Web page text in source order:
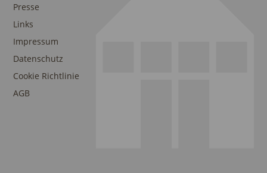
Presse
Links
Impressum
Datenschutz
Cookie Richtlinie
AGB